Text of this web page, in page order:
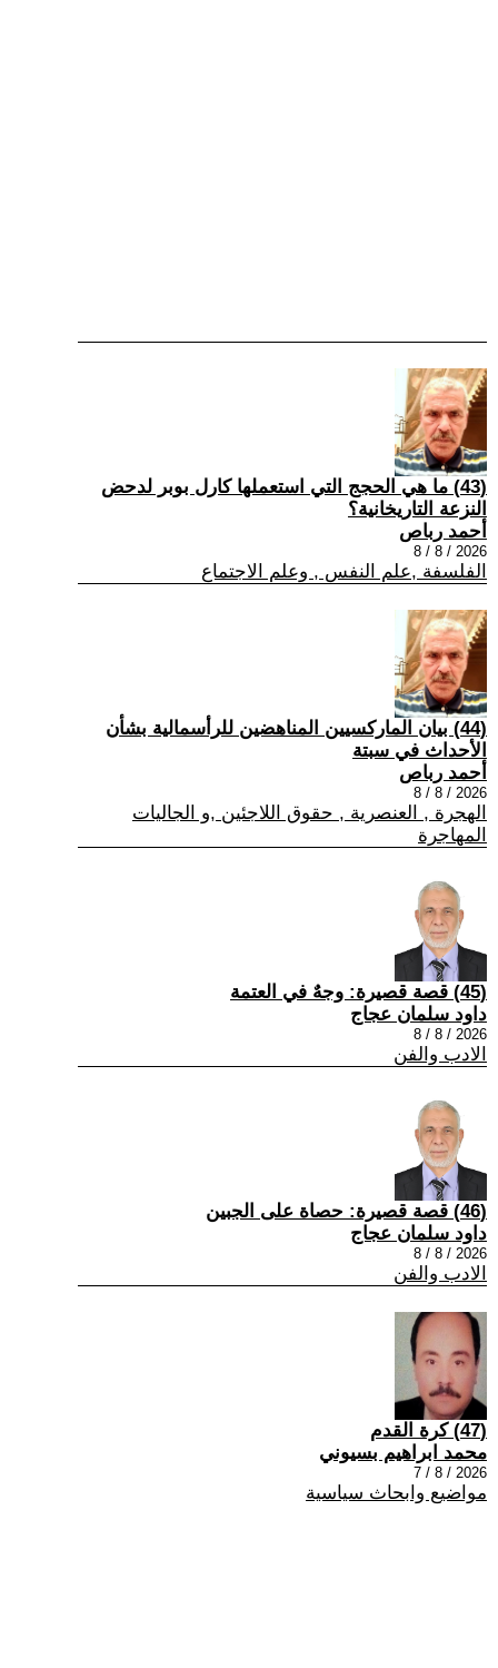
(43) ما هي الحجج التي استعملها كارل بوبر لدحض
النزعة التاريخانية؟
أحمد رباص
2026 / 8 / 8
الفلسفة ,علم النفس , وعلم الاجتماع
(44) بيان الماركسيين المناهضين للرأسمالية بشأن
الأحداث في سبتة
أحمد رباص
2026 / 8 / 8
الهجرة , العنصرية , حقوق اللاجئين ,و الجاليات
المهاجرة
(45) قصة قصيرة: وجهٌ في العتمة
داود سلمان عجاج
2026 / 8 / 8
الادب والفن
(46) قصة قصيرة: حصاة على الجبين
داود سلمان عجاج
2026 / 8 / 8
الادب والفن
(47) كرة القدم
محمد ابراهيم بسيوني
2026 / 8 / 7
مواضيع وابحاث سياسية